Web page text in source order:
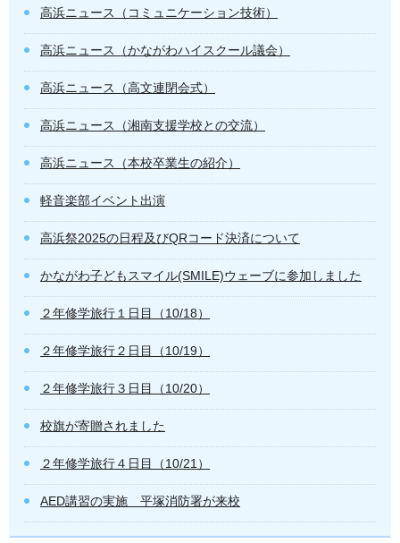
高浜ニュース（コミュニケーション技術）
高浜ニュース（かながわハイスクール議会）
高浜ニュース（高文連閉会式）
高浜ニュース（湘南支援学校との交流）
高浜ニュース（本校卒業生の紹介）
軽音楽部イベント出演
高浜祭2025の日程及びQRコード決済について
かながわ子どもスマイル(SMILE)ウェーブに参加しました
２年修学旅行１日目（10/18）
２年修学旅行２日目（10/19）
２年修学旅行３日目（10/20）
校旗が寄贈されました
２年修学旅行４日目（10/21）
AED講習の実施 平塚消防署が来校